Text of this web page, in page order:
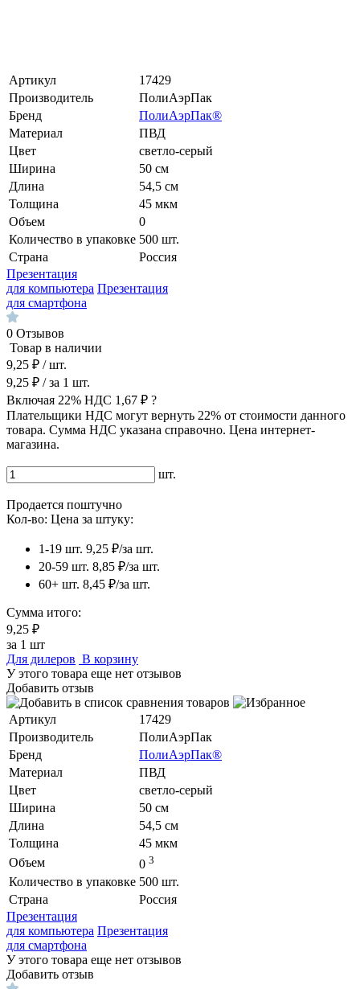
Артикул
17429
Производитель
ПолиАэрПак
Бренд
ПолиАэрПак®
Материал
ПВД
Цвет
светло-серый
Ширина
50 см
Длина
54,5 см
Толщина
45 мкм
Объем
0
Количество в упаковке 500 шт.
Страна
Россия
Презентация
для компьютера Презентация
для смартфона
0 Отзывов
Товар в наличии
9,25 ₽ / шт.
9,25 ₽ / за 1 шт.
Включая 22% НДС 1,67 ₽ ?
Плательщики НДС могут вернуть 22% от стоимости данного
товара. Сумма НДС указана справочно. Цена интернет-
магазина.
шт.
Продается поштучно
Кол-во: Цена за штуку:
1-19 шт. 9,25 ₽/за шт.
20-59 шт. 8,85 ₽/за шт.
60+ шт. 8,45 ₽/за шт.
Сумма итого:
9,25 ₽
за 1 шт
Для дилеров В корзину
У этого товара еще нет отзывов
Добавить отзыв
Артикул
17429
Производитель
ПолиАэрПак
Бренд
ПолиАэрПак®
Материал
ПВД
Цвет
светло-серый
Ширина
50 см
Длина
54,5 см
Толщина
45 мкм
Объем
0 3
Количество в упаковке 500 шт.
Страна
Россия
Презентация
для компьютера Презентация
для смартфона
У этого товара еще нет отзывов
Добавить отзыв